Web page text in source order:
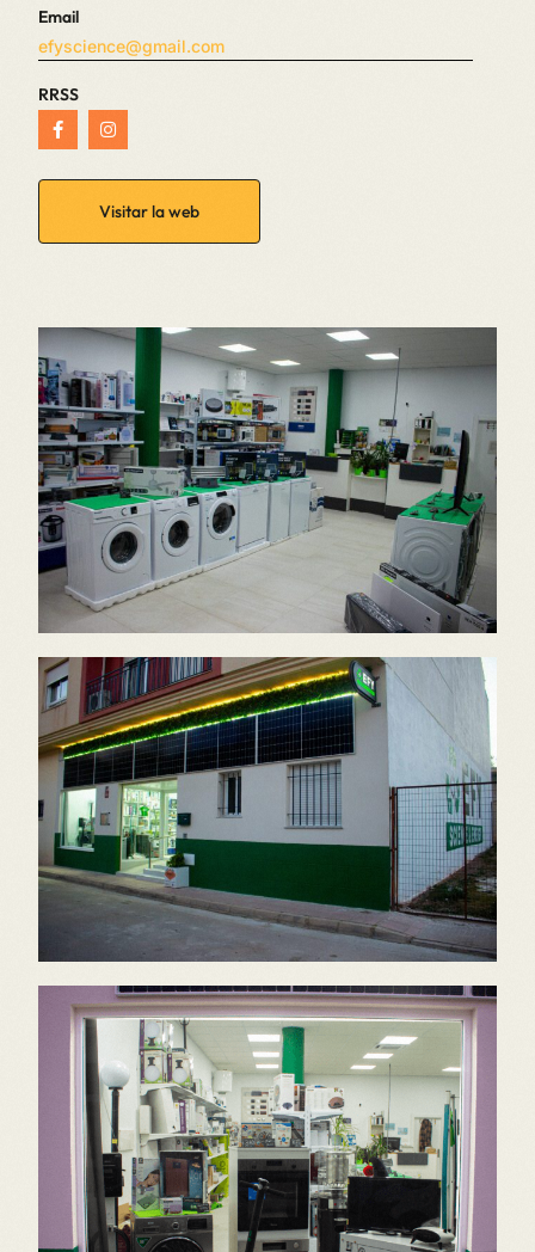
Email
efyscience@gmail.com
RRSS
Visitar la web